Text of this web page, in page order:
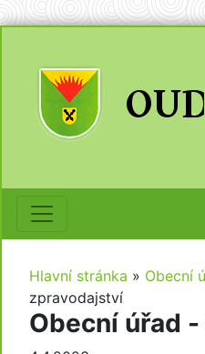
Hlavní stránka » Obecní
zpravodajství
Obecní úřad